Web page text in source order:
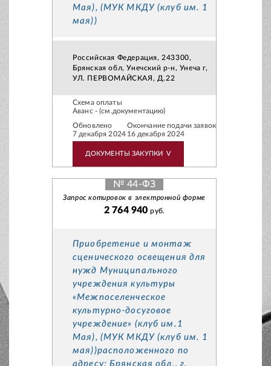
Мая), (МУК МКДУ (клуб им. 1
мая))
Российская Федерация, 243300,
Брянская обл, Унечский р-н, Унеча г,
УЛ. ПЕРВОМАЙСКАЯ, Д.22
Схема оплаты
Аванс - (см.документацию)
Обновлено
7 декабря 2024
Окончание подачи заявок
16 декабря 2024
ДОКУМЕНТЫ ЗАКУПКИ V
№ 44-ФЗ
Запрос котировок в электронной форме
2 764 940руб.
Приобретение и монтаж
сценического освещения для
нужд Муниципального
учреждения культуры
«Межпоселенческое
культурно-досуговое
учреждение» (клуб им.1
Мая), (МУК МКДУ (клуб им. 1
мая))расположенного по
адресу: Брянская обл., г.